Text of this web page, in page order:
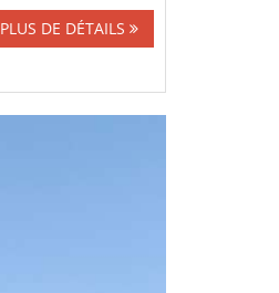
PLUS DE DÉTAILS